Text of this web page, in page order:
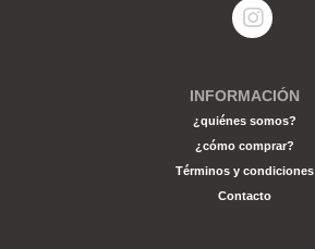
INFORMACIÓN
¿quiénes somos?
¿cómo comprar?
Términos y condiciones
Contacto